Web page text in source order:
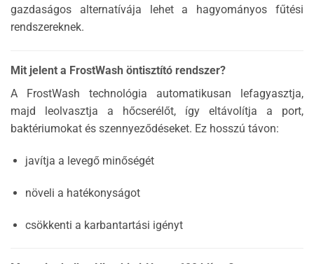
gazdaságos alternatívája lehet a hagyományos fűtési
rendszereknek.
Mit jelent a FrostWash öntisztító rendszer?
A FrostWash technológia automatikusan lefagyasztja,
majd leolvasztja a hőcserélőt, így eltávolítja a port,
baktériumokat és szennyeződéseket. Ez hosszú távon:
javítja a levegő minőségét
növeli a hatékonyságot
csökkenti a karbantartási igényt